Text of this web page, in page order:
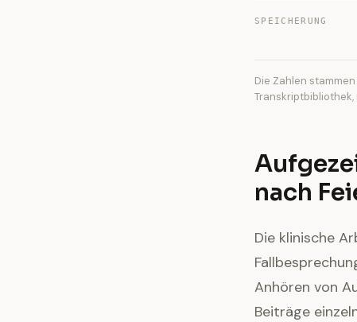
SPEICHERUNG
Die Zahlen
nach
Die klinische
Anhören von
Beiträge